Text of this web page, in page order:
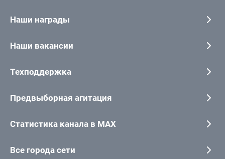
Наши награды
Наши вакансии
Техподдержка
Предвыборная агитация
Статистика канала в MAX
Все города сети